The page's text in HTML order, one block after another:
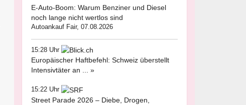
E-Auto-Boom: Warum Benziner und Diesel
noch lange nicht wertlos sind
Autoankauf Fair, 07.08.2026
15:28 Uhr
Europäischer Haftbefehl: Schweiz überstellt
Intensivtäter an ... »
15:22 Uhr
Street Parade 2026 – Diebe, Drogen,